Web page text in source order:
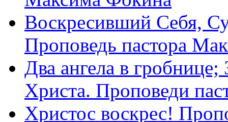
Воскресивший Себя,
Проповедь пастора
Два ангела в
Христа. Проповеди
Христос воскрес!